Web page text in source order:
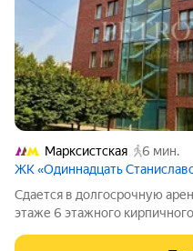
Марксистская
6 мин.
ЖК «Одиннадцать
Сдается в долгосрочную
этаже 6 этажного